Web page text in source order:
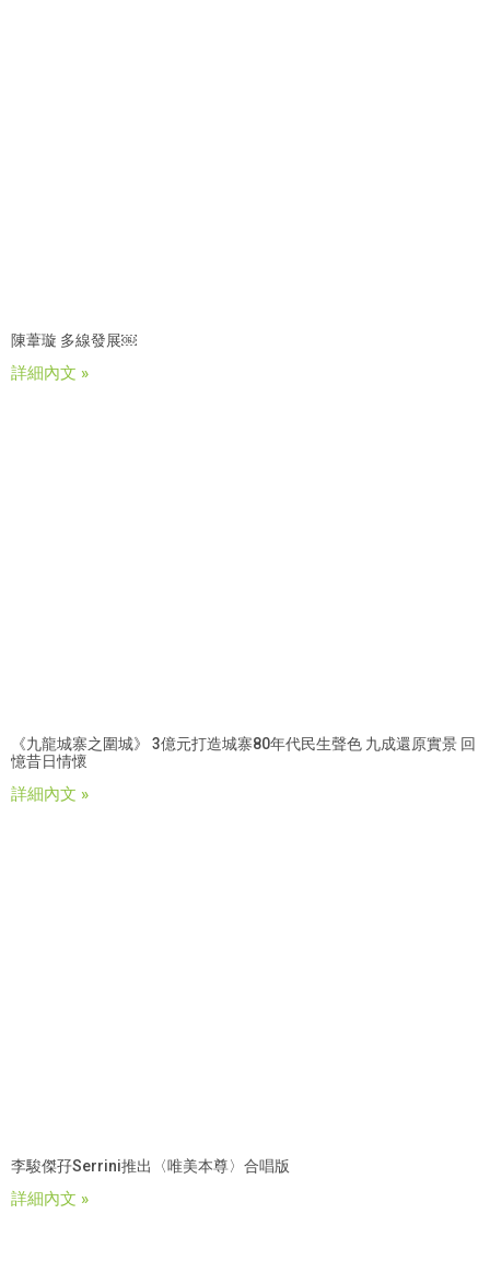
陳葦璇 多線發展￼
詳細內文 »
《九龍城寨之圍城》 3億元打造城寨80年代民生聲色 九成還原實景 回
憶昔日情懷
詳細內文 »
李駿傑孖Serrini推出〈唯美本尊〉合唱版
詳細內文 »